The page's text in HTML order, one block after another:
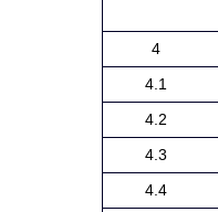
4
4.1
4.2
4.3
4.4